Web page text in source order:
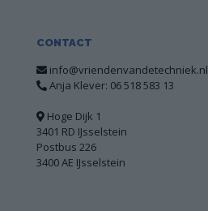
CONTACT
info@vriendenvandetechniek.nl
Anja Klever: 06 518 583 13
Hoge Dijk 1
3401 RD IJsselstein
Postbus 226
3400 AE IJsselstein